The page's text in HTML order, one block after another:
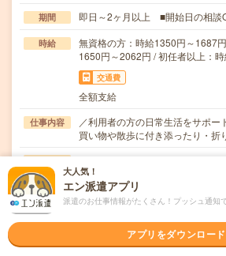
期間 即日～2ヶ月以上 ■開始日の相談
時給
無資格の方：時給1350円～1687
1650円～2062円 / 初任者以上：
交通費
全額支給
仕事内容
／利用者の方の日常生活をサポ
買い物や散歩に付き添ったり・
不要
＼無資格＊未経験OK／★年齢不問
不要・来社不要（電話登録OK）★
大人気！
エン派遣アプリ
派遣のお仕事情報がたくさん！プッシュ通知
アプリをダウンロード